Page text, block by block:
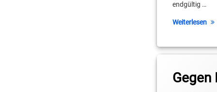
endgültig …
Weiterlesen
Gegen